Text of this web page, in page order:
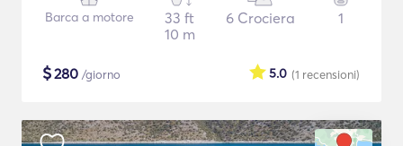
Barca a motore
33 ft
10 m
6 Crociera 1
$280 /giorno (1 recensioni)
5.0